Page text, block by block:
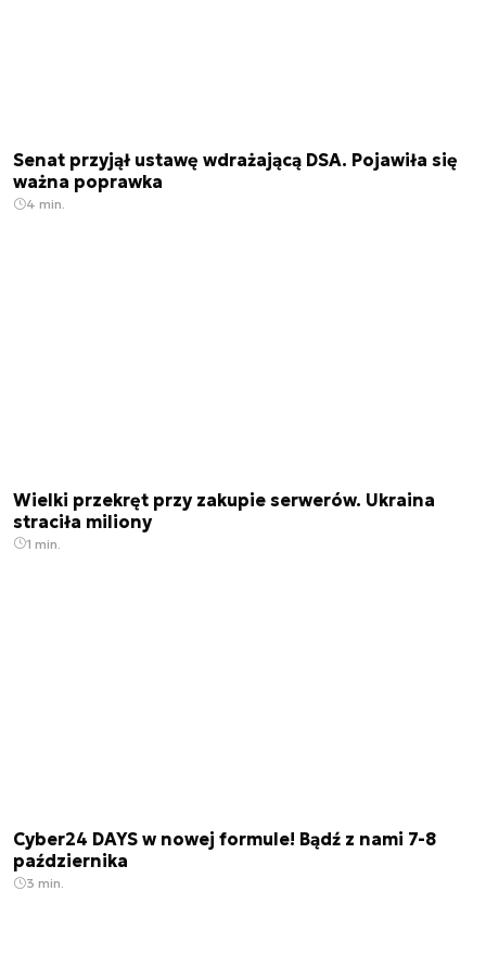
Senat przyjął ustawę wdrażającą DSA. Pojawiła się
ważna poprawka
4 min.
Wielki przekręt przy zakupie serwerów. Ukraina
straciła miliony
1 min.
Cyber24 DAYS w nowej formule! Bądź z nami 7-8
października
3 min.